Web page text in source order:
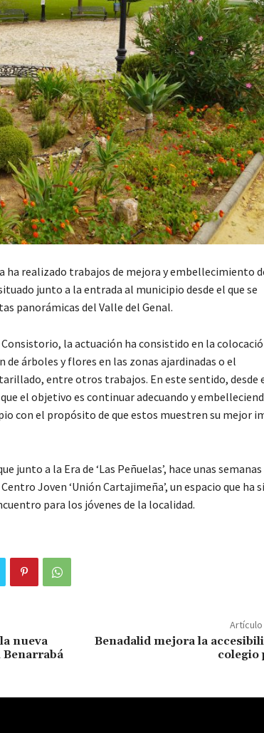
ha realizado trabajos de mejora y embellecimiento
situado junto a la entrada al municipio desde el que se
panorámicas del Valle del Genal.
Consistorio, la actuación ha consistido en la
árboles y flores en las zonas ajardinadas o el
entre otros trabajos. En este sentido, desde
el objetivo es continuar adecuando y
con el propósito de que estos muestren su mejor
junto a la Era de ‘Las Peñuelas’, hace unas semanas
Joven ‘Unión Cartajimeña’, un espacio que ha
para los jóvenes de la localidad.
nueva
Benarrabá
Benadalid mejora la
colegio